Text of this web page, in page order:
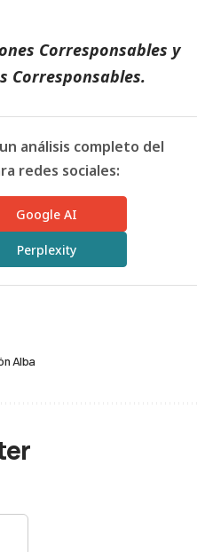
Corresponsables y
Corresponsables.
análisis completo del
redes sociales:
Google AI
Perplexity
Alba